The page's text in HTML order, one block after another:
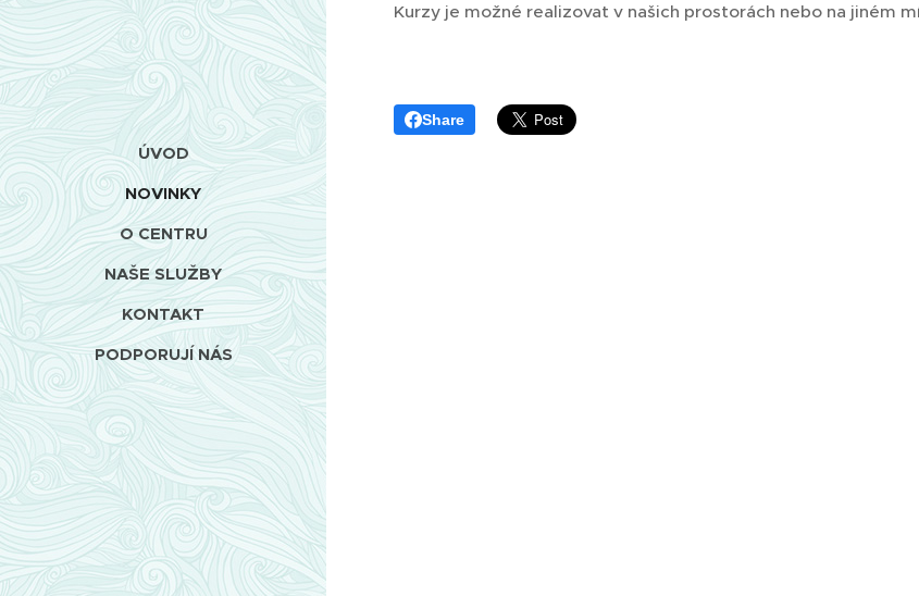
ÚVOD
NOVINKY
O CENTRU
NAŠE SLUŽBY
KONTAKT
PODPORUJÍ NÁS
Kurzy je možné realizovat v našich prostorách nebo na jiném
Share